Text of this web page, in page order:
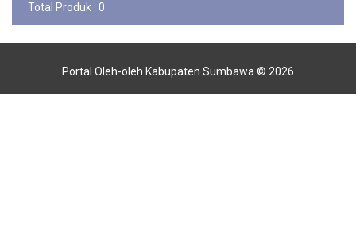
Total Produk : 0
Portal Oleh-oleh Kabupaten Sumbawa © 2026